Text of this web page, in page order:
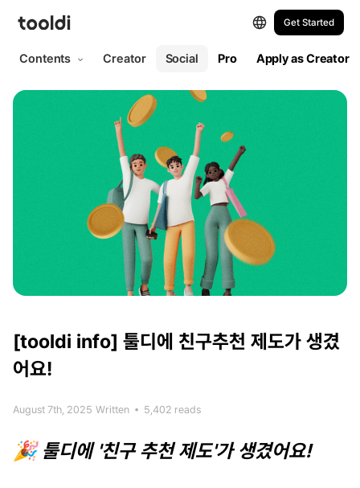
Get Started
Contents Creator Social Pro Apply as Creator
[tooldi info] 툴디에 친구추천 제도가 생겼
어요!
August 7th, 2025 Written • 5,402 reads
🎉 툴디에 '친구 추천 제도'가 생겼어요!